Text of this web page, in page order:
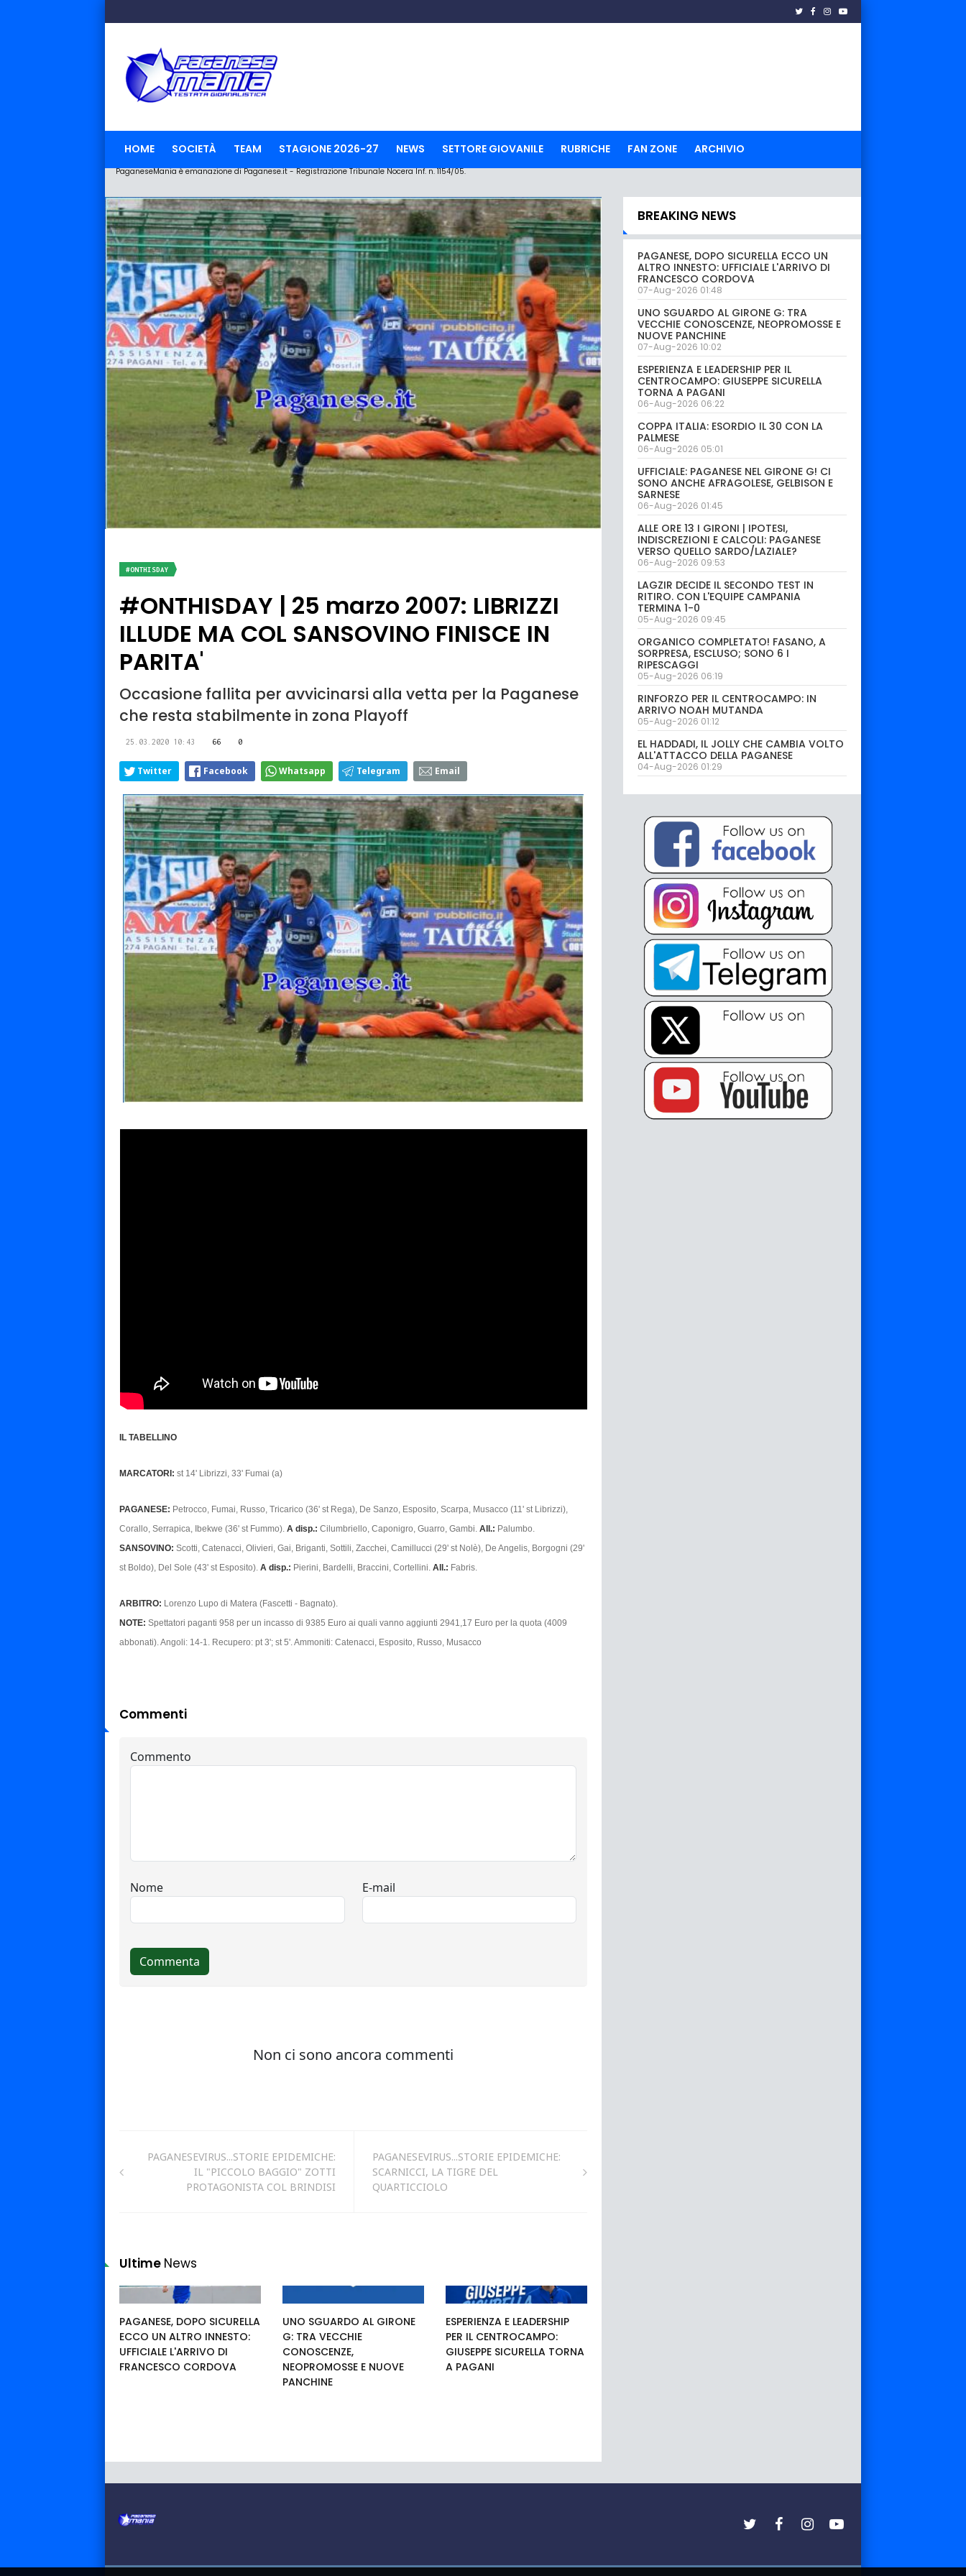
HOME SOCIETÀ TEAM STAGIONE 2026-27 NEWS SETTORE GIOVANILE RUBRICHE FAN ZONE ARCHIVIO
PaganeseMania è emanazione di Paganese.it - Registrazione Tribunale Nocera Inf. n. 1154/05.
#ONTHISDAY
#ONTHISDAY | 25 marzo 2007: LIBRIZZI
ILLUDE MA COL SANSOVINO FINISCE IN
PARITA'
Occasione fallita per avvicinarsi alla vetta per la Paganese
che resta stabilmente in zona Playoff
25.03.2020 10:43 66 0
Twitter Facebook Whatsapp Telegram Email
IL TABELLINO
MARCATORI: st 14' Librizzi, 33' Fumai (a)
PAGANESE: Petrocco, Fumai, Russo, Tricarico (36' st Rega), De Sanzo, Esposito, Scarpa, Musacco (11' st Librizzi),
Corallo, Serrapica, Ibekwe (36' st Fummo). A disp.: Cilumbriello, Caponigro, Guarro, Gambi. All.: Palumbo.
SANSOVINO: Scotti, Catenacci, Olivieri, Gai, Briganti, Sottili, Zacchei, Camillucci (29' st Nolè), De Angelis, Borgogni (29'
st Boldo), Del Sole (43' st Esposito). A disp.: Pierini, Bardelli, Braccini, Cortellini. All.: Fabris.
ARBITRO: Lorenzo Lupo di Matera (Fascetti - Bagnato).
NOTE: Spettatori paganti 958 per un incasso di 9385 Euro ai quali vanno aggiunti 2941,17 Euro per la quota (4009
abbonati). Angoli: 14-1. Recupero: pt 3'; st 5'. Ammoniti: Catenacci, Esposito, Russo, Musacco
Commenti
PAGANESEVIRUS...STORIE EPIDEMICHE:
IL "PICCOLO BAGGIO" ZOTTI
PROTAGONISTA COL BRINDISI
PAGANESEVIRUS...STORIE EPIDEMICHE:
SCARNICCI, LA TIGRE DEL
QUARTICCIOLO
Ultime News
PAGANESE, DOPO SICURELLA
ECCO UN ALTRO INNESTO:
UFFICIALE L'ARRIVO DI
FRANCESCO CORDOVA
UNO SGUARDO AL GIRONE
G: TRA VECCHIE
CONOSCENZE,
NEOPROMOSSE E NUOVE
PANCHINE
ESPERIENZA E LEADERSHIP
PER IL CENTROCAMPO:
GIUSEPPE SICURELLA TORNA
A PAGANI
BREAKING NEWS
PAGANESE, DOPO SICURELLA ECCO UN
ALTRO INNESTO: UFFICIALE L'ARRIVO DI
FRANCESCO CORDOVA
07-Aug-2026 01:48
UNO SGUARDO AL GIRONE G: TRA
VECCHIE CONOSCENZE, NEOPROMOSSE E
NUOVE PANCHINE
07-Aug-2026 10:02
ESPERIENZA E LEADERSHIP PER IL
CENTROCAMPO: GIUSEPPE SICURELLA
TORNA A PAGANI
06-Aug-2026 06:22
COPPA ITALIA: ESORDIO IL 30 CON LA
PALMESE
06-Aug-2026 05:01
UFFICIALE: PAGANESE NEL GIRONE G! CI
SONO ANCHE AFRAGOLESE, GELBISON E
SARNESE
06-Aug-2026 01:45
ALLE ORE 13 I GIRONI | IPOTESI,
INDISCREZIONI E CALCOLI: PAGANESE
VERSO QUELLO SARDO/LAZIALE?
06-Aug-2026 09:53
LAGZIR DECIDE IL SECONDO TEST IN
RITIRO. CON L'EQUIPE CAMPANIA
TERMINA 1-0
05-Aug-2026 09:45
ORGANICO COMPLETATO! FASANO, A
SORPRESA, ESCLUSO; SONO 6 I
RIPESCAGGI
05-Aug-2026 06:19
RINFORZO PER IL CENTROCAMPO: IN
ARRIVO NOAH MUTANDA
05-Aug-2026 01:12
EL HADDADI, IL JOLLY CHE CAMBIA VOLTO
ALL'ATTACCO DELLA PAGANESE
04-Aug-2026 01:29